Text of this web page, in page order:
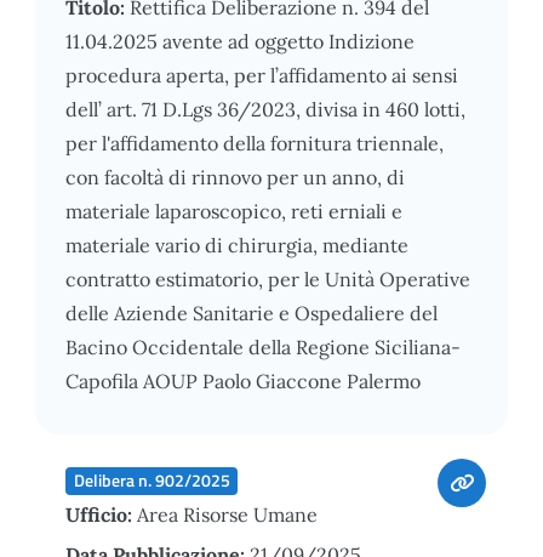
Titolo: Rettifica Deliberazione n. 394 del
11.04.2025 avente ad oggetto Indizione
procedura aperta, per l’affidamento ai sensi
dell’ art. 71 D.Lgs 36/2023, divisa in 460 lotti,
per l'affidamento della fornitura triennale,
con facoltà di rinnovo per un anno, di
materiale laparoscopico, reti erniali e
materiale vario di chirurgia, mediante
contratto estimatorio, per le Unità Operative
delle Aziende Sanitarie e Ospedaliere del
Bacino Occidentale della Regione Siciliana-
Capofila AOUP Paolo Giaccone Palermo
Delibera n. 902/2025
Ufficio: Area Risorse Umane